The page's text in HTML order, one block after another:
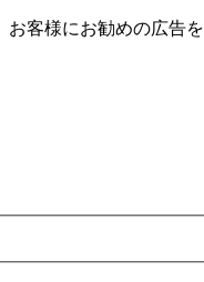
客様にお勧めの広告